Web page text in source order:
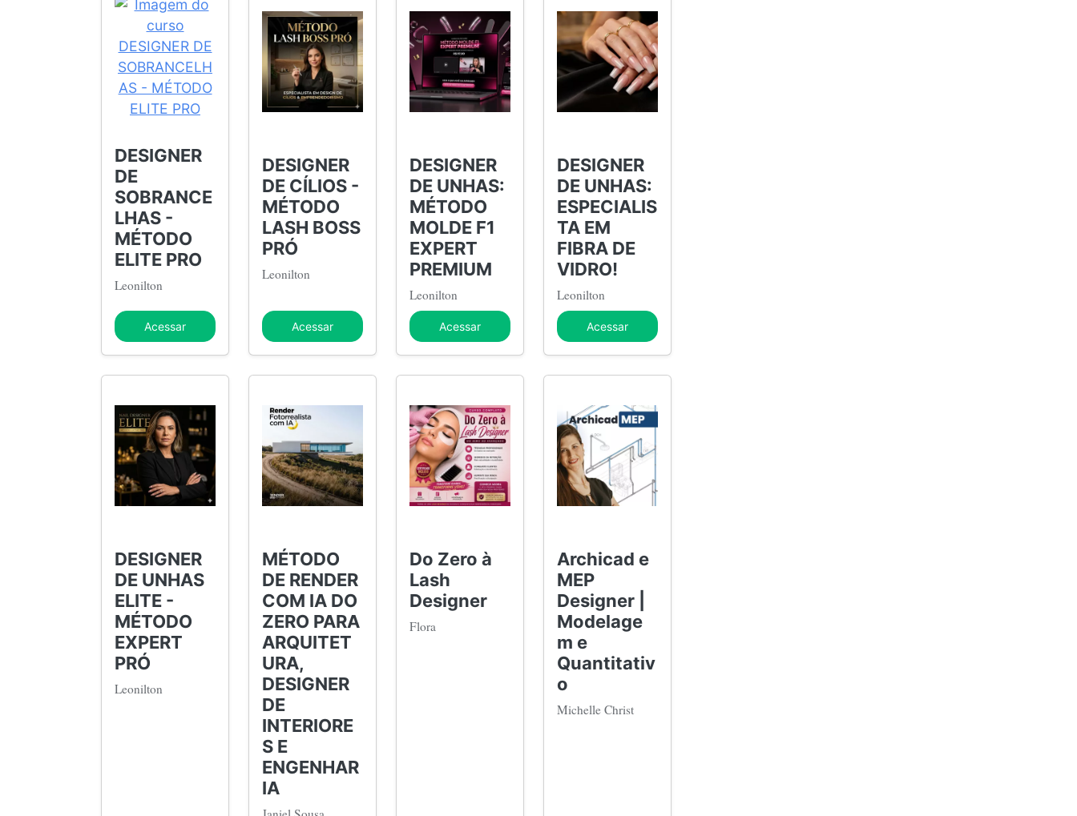
DESIGNER
DE
SOBRANCE
LHAS -
MÉTODO
ELITE PRO
Leonilton
Acessar
DESIGNER
DE CÍLIOS -
MÉTODO
LASH BOSS
PRÓ
Leonilton
Acessar
DESIGNER
DE UNHAS:
MÉTODO
MOLDE F1
EXPERT
PREMIUM
Leonilton
Acessar
DESIGNER
DE UNHAS:
ESPECIALIS
TA EM
FIBRA DE
VIDRO!
Leonilton
Acessar
DESIGNER
DE UNHAS
ELITE -
MÉTODO
EXPERT
PRÓ
Leonilton
MÉTODO
DE RENDER
COM IA DO
ZERO PARA
ARQUITET
URA,
DESIGNER
DE
INTERIORE
S E
ENGENHAR
IA
Do Zero à
Lash
Designer
Flora
Archicad e
MEP
Designer |
Modelage
m e
Quantitativ
o
Michelle Christ